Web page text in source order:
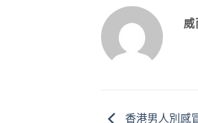
威
香港男人別感